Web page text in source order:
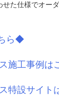
た仕様でオー
ら◆
施工事例は
特設サイト